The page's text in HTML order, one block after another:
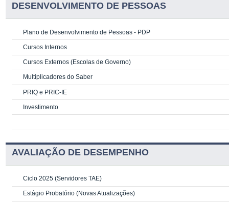
DESENVOLVIMENTO DE PESSOAS
Plano de Desenvolvimento de Pessoas - PDP
Cursos Internos
Cursos Externos (Escolas de Governo)
Multiplicadores do Saber
PRIQ e PRIC-IE
Investimento
AVALIAÇÃO DE DESEMPENHO
Ciclo 2025 (Servidores TAE)
Estágio Probatório (Novas Atualizações)